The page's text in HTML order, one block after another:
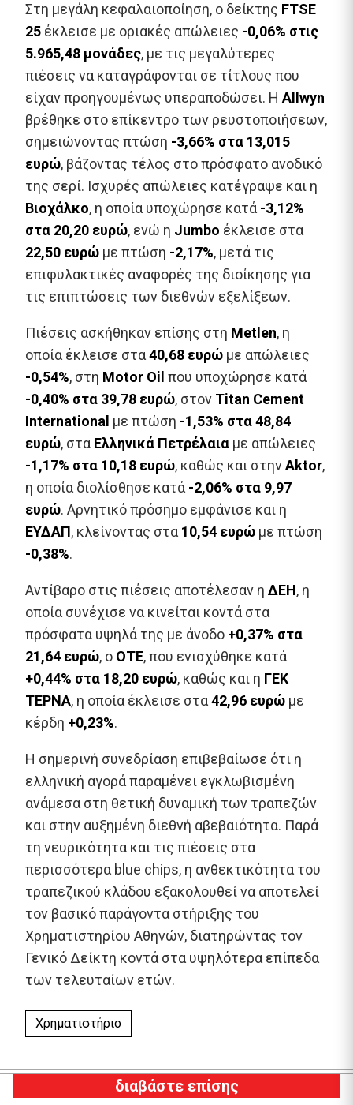
Στη μεγάλη κεφαλαιοποίηση, ο δείκτης FTSE
25 έκλεισε με οριακές απώλειες -0,06% στις
5.965,48 μονάδες, με τις μεγαλύτερες
πιέσεις να καταγράφονται σε τίτλους που
είχαν προηγουμένως υπεραποδώσει. Η Allwyn
βρέθηκε στο επίκεντρο των ρευστοποιήσεων,
σημειώνοντας πτώση -3,66% στα 13,015
ευρώ, βάζοντας τέλος στο πρόσφατο ανοδικό
της σερί. Ισχυρές απώλειες κατέγραψε και η
Βιοχάλκο, η οποία υποχώρησε κατά -3,12%
στα 20,20 ευρώ, ενώ η Jumbo έκλεισε στα
22,50 ευρώ με πτώση -2,17%, μετά τις
επιφυλακτικές αναφορές της διοίκησης για
τις επιπτώσεις των διεθνών εξελίξεων.
Πιέσεις ασκήθηκαν επίσης στη Metlen, η
οποία έκλεισε στα40,68 ευρώ με απώλειες
-0,54%, στη Motor Oil που υποχώρησε κατά
-0,40% στα 39,78 ευρώ, στον Titan Cement
International με πτώση -1,53% στα 48,84
ευρώ, στα Ελληνικά Πετρέλαια με απώλειες
-1,17% στα 10,18 ευρώ, καθώς και στηνAktor,
η οποία διολίσθησε κατά -2,06% στα 9,97
ευρώ. Αρνητικό πρόσημο εμφάνισε και η
ΕΥΔΑΠ, κλείνοντας στα 10,54 ευρώ με πτώση
-0,38%.
Αντίβαρο στις πιέσεις αποτέλεσαν η ΔΕΗ, η
οποία συνέχισε να κινείται κοντά στα
πρόσφατα υψηλά της με άνοδο +0,37% στα
21,64 ευρώ, ο ΟΤΕ, που ενισχύθηκε κατά
+0,44% στα 18,20 ευρώ, καθώς και η ΓΕΚ
ΤΕΡΝΑ, η οποία έκλεισε στα42,96 ευρώ με
κέρδη +0,23%.
Η σημερινή συνεδρίαση επιβεβαίωσε ότι η
ελληνική αγορά παραμένει εγκλωβισμένη
ανάμεσα στη θετική δυναμική των τραπεζών
και στην αυξημένη διεθνή αβεβαιότητα. Παρά
τη νευρικότητα και τις πιέσεις στα
περισσότερα blue chips, η ανθεκτικότητα του
τραπεζικού κλάδου εξακολουθεί να αποτελεί
τον βασικό παράγοντα στήριξης του
Χρηματιστηρίου Αθηνών, διατηρώντας τον
Γενικό Δείκτη κοντά στα υψηλότερα επίπεδα
των τελευταίων ετών.
Χρηματιστήριο
διαβάστε επίσης